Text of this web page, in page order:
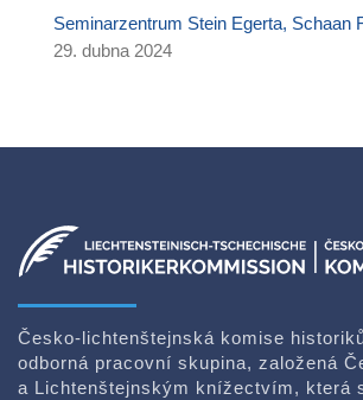
Seminarzentrum Stein Egerta, Schaan
29. dubna 2024
Česko-lichtenštejnská komise
odborná pracovní skupina, založená
a Lichtenštejnským knížectvím, která